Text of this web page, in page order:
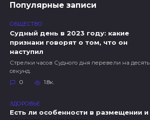
Популярные записи
ОБЩЕСТВО
Судный день в 2023 году: какие
признаки говорят о том, что он
наступил
Стрелки часов Судного дня перевели на десять
секунд.
0
1.8к.
ЗДОРОВЬЕ
Есть ли особенности в размещении и